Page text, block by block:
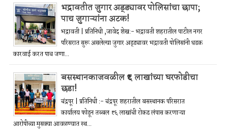
भद्रावतीत जुगार अड्ड्यावर पोलिसांचा छापा;
पाच जुगाऱ्यांना अटक!
भद्रावती | प्रतिनिधी ,जावेद शेख:- भद्रावती शहरातील पाटील नगर
परिसरात सुरू असलेल्या जुगार अड्ड्यावर भद्रावती पोलिसांनी धडक
कारवाई करत पाच जणा...
बसस्थानकाजवळील ₹६ लाखांच्या घरफोडीचा
छडा!
चंद्रपूर | प्रतिनिधी :- चंद्रपूर शहरातील बसस्थानक परिसरात
कार्यालय फोडून तब्बल ₹६ लाखांची रोकड लंपास करणाऱ्या
आरोपीच्या मुसक्या आवळण्यात स्थ...